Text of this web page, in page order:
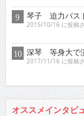
琴子 迫力バス
2015/10/16 に投稿
深琴 等身大で
2017/11/16 に投稿
オススメインタビ